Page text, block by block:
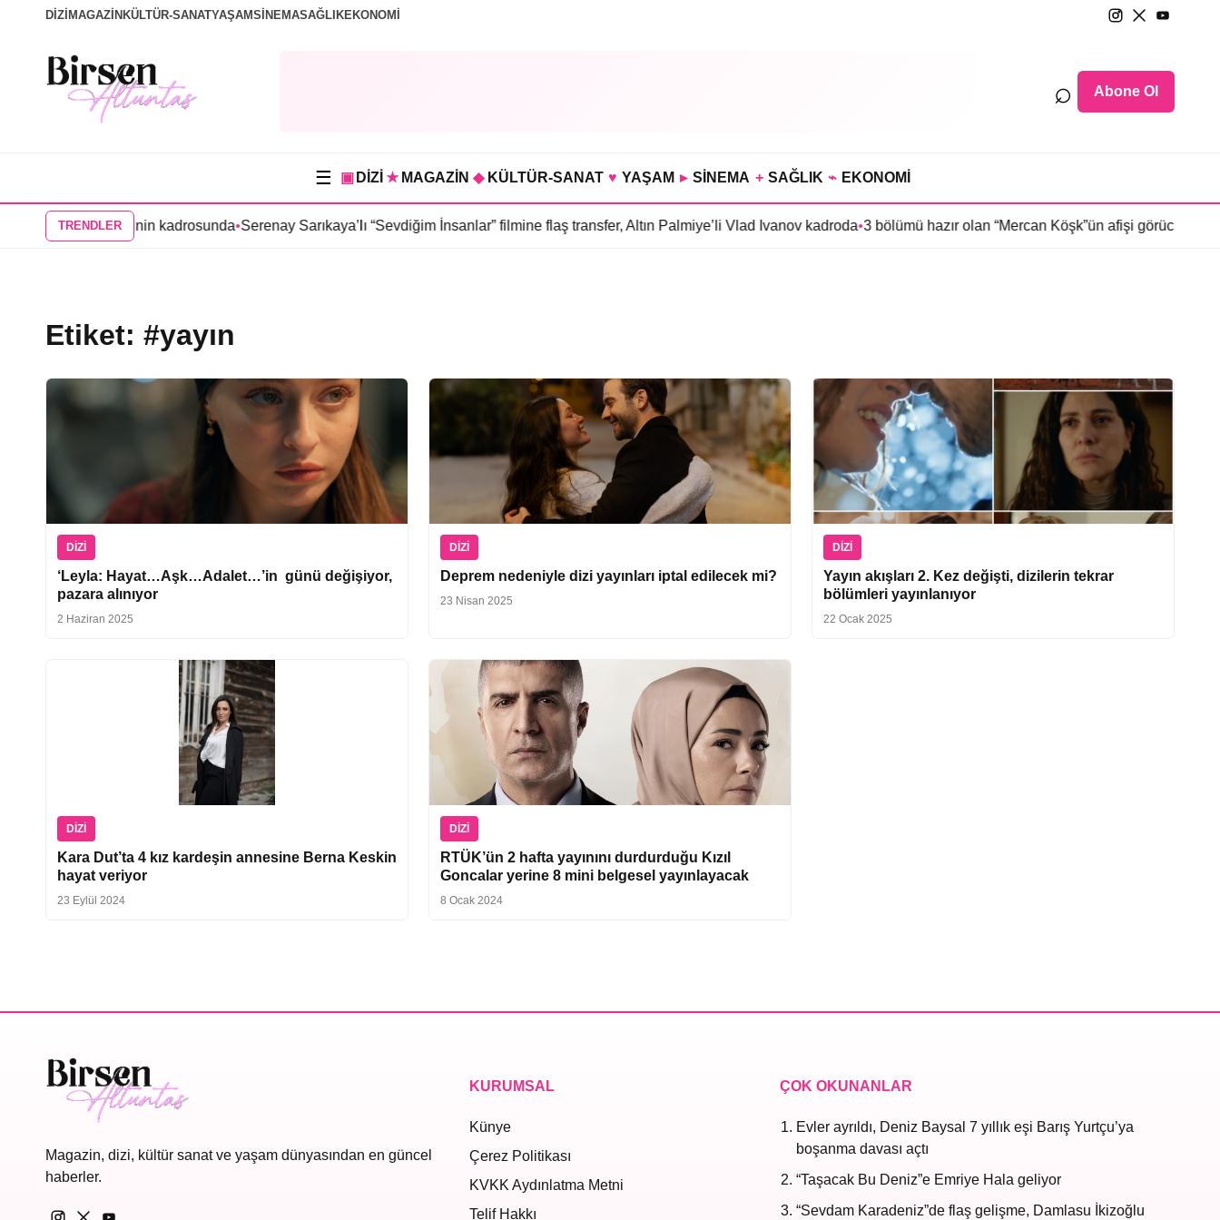
DİZİ MAGAZİN KÜLTÜR-SANATYAŞAMSİNEMASAĞLIKEKONOMİ
⌕ Abone Ol
☰ ▣ DİZİ ★ MAGAZİN ◆ KÜLTÜR-SANAT ♥ YAŞAM ▸ SİNEMA + SAĞLIK ⌁ EKONOMİ
TRENDLER
Sevda” dizisinin kadrosunda•Serenay Sarıkaya’lı “Sevdiğim İnsanlar” filmine flaş transfer, Altın Palmiye’li Vlad Ivanov kadroda•3 bölümü hazır olan “Mercan Köşk”ün afişi görücüye çıktı
Etiket: #yayın
DIZI
‘Leyla: Hayat…Aşk…Adalet…’in günü değişiyor,
pazara alınıyor
2 Haziran 2025
DIZI
Deprem nedeniyle dizi yayınları iptal edilecek mi?
23 Nisan 2025
DIZI
Yayın akışları 2. Kez değişti, dizilerin tekrar
bölümleri yayınlanıyor
22 Ocak 2025
DIZI
Kara Dut’ta 4 kız kardeşin annesine Berna Keskin
hayat veriyor
23 Eylül 2024
DIZI
RTÜK’ün 2 hafta yayınını durdurduğu Kızıl
Goncalar yerine 8 mini belgesel yayınlayacak
8 Ocak 2024
Magazin, dizi, kültür sanat ve yaşam dünyasından en güncel
haberler.
KURUMSAL
Künye
Çerez Politikası
KVKK Aydınlatma Metni
Telif Hakkı
ÇOK OKUNANLAR
Evler ayrıldı, Deniz Baysal 7 yıllık eşi Barış Yurtçu’ya
boşanma davası açtı
“Taşacak Bu Deniz”e Emriye Hala geliyor
“Sevdam Karadeniz”de flaş gelişme, Damlasu İkizoğlu